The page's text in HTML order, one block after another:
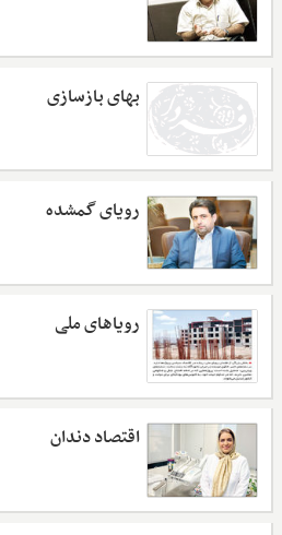
بهای بازسازی
رویای گمشده
رویاهای ملی
اقتصاد دندان